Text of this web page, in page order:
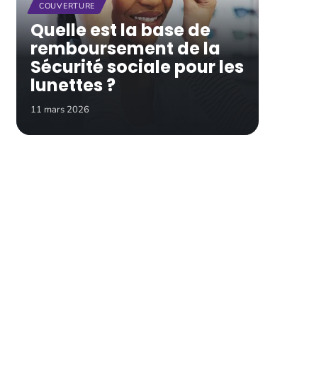
COUVERTURE
Quelle est la base de
remboursement de la
Sécurité sociale pour les
lunettes ?
11 mars 2026